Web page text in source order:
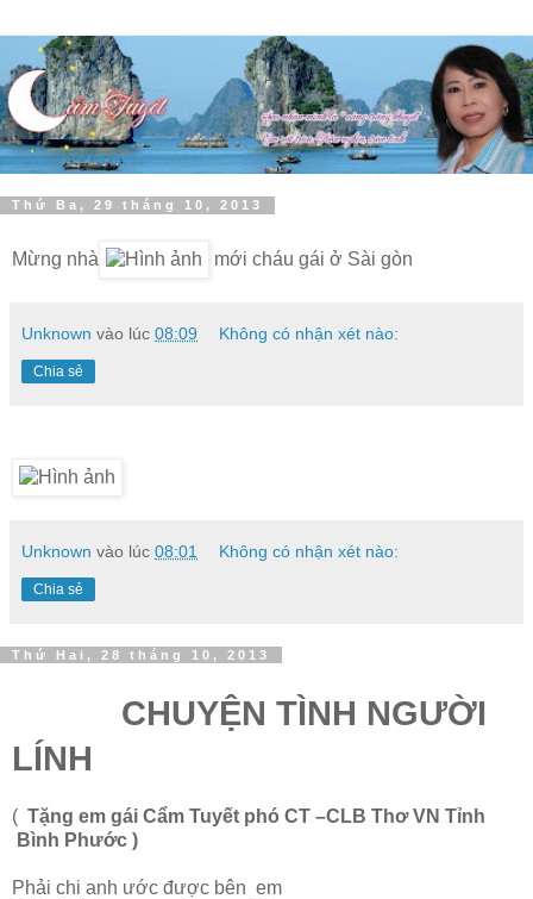
Thứ Ba, 29 tháng 10, 2013
Mừng nhà mới cháu gái ở Sài gòn
Unknown vào lúc 08:09 Không có nhận xét nào:
Chia sẻ
Unknown vào lúc 08:01 Không có nhận xét nào:
Chia sẻ
Thứ Hai, 28 tháng 10, 2013
CHUYỆN TÌNH NGƯỜI
LÍNH
( Tặng em gái Cẩm Tuyết phó CT –CLB Thơ VN Tỉnh
Bình Phước )
Phải chi anh ước được bên em